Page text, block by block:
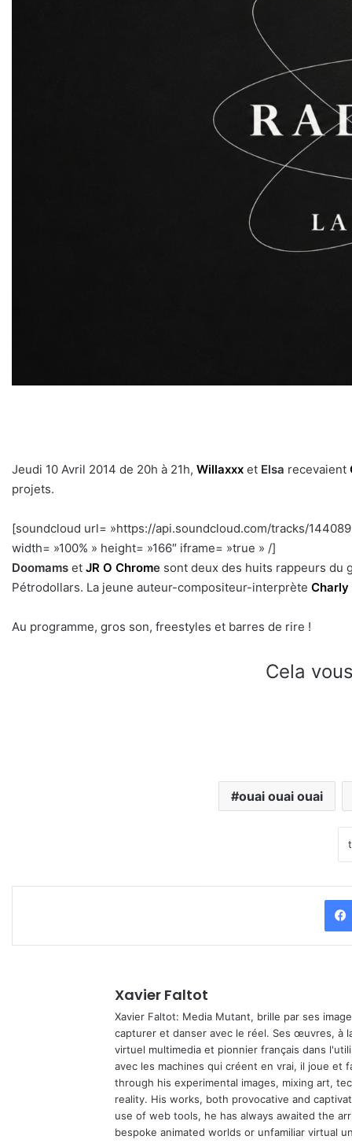
Jeudi 10 Avril 2014 de 20h à 21h, Willaxxx et Elsa recevaient
projets.
[soundcloud url= »https://api.soundcloud.com/tracks/
width= »100% » height= »166″ iframe= »true » /]
Doomams et JR O Chrome sont deux des huits rappeurs du
Pétrodollars. La jeune auteur-compositeur-interprète Charly
Au programme, gros son, freestyles et barres de rire !
Cela
ouai ouai ouai
Xavier Faltot
Xavier Faltot: Media Mutant, brille par ses
capturer et danser avec le réel. Ses œuvres, à
virtuel multimedia et pionnier français dans
avec les machines qui créent en vrai, il joue et
through his experimental images, mixing art,
reality. His works, both provocative and
use of web tools, he has always awaited the
bespoke animated worlds or unfamiliar virtual